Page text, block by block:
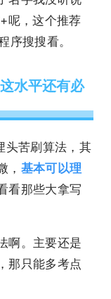
呢，这个推荐
序搜搜看。
水平还有必
头苦刷算法，其
， 基本可以理
看那些大拿写
啊。主要还是
那只能多考点